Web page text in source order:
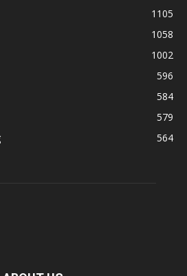
1105
1058
1002
596
584
579
564